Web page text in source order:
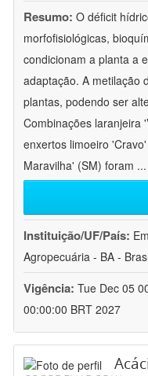
Resumo: O déficit
morfofisiológicas,
condicionam a planta a
adaptação. A metilação
plantas, podendo ser
Combinações laranjeira
enxertos limoeiro
Maravilha' (SM) foram ...
Instituição/UF/País:
Agropecuária - BA -
Vigência: Tue Dec 05
00:00:00 BRT 2027